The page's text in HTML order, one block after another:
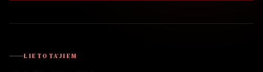
LIETOTĀJIEM